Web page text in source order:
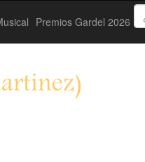
Premios Gardel 2026